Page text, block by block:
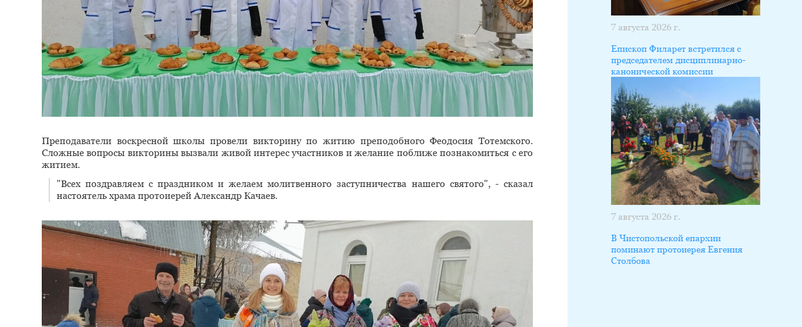
Преподаватели воскресной школы провели викторину по житию преподобного Феодосия Тотемского.
Сложные вопросы викторины вызвали живой интерес участников и желание поближе познакомиться с его
житием.
"Всех поздравляем с праздником и желаем молитвенного заступничества нашего святого", - сказал
настоятель храма протоиерей Александр Качаев.
7 августа 2026 г.
Епископ Филарет встретился с
председателем дисциплинарно-
канонической комиссии
7 августа 2026 г.
В Чистопольской епархии
поминают протоиерея Евгения
Столбова